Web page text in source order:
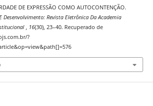
DE EXPRESSÃO COMO AUTOCONTENÇÃO.
Desenvolvimento: Revista Eletrônica Da Academia
, 16(30), 23–40. Recuperado de
?